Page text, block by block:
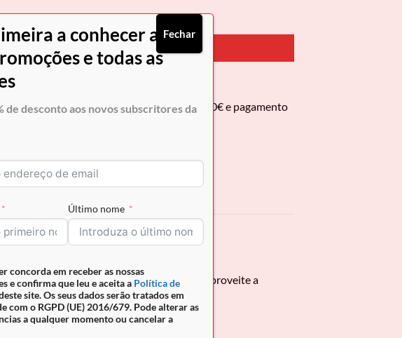
Cheques Cavalinho Gentleman
COMPRAR AGORA
Portugal em encomendas superiores a 50€ e pagamento
moedas e cartões com organização total, aproveite a
Instagram.
a conhecer as
e todas as
de desconto aos novos subscritores da
Último nome
concorda em receber as nossas
e confirma que leu e aceita a Política de
site. Os seus dados serão tratados em
com o RGPD (UE) 2016/679. Pode alterar as
a qualquer momento ou cancelar a
Fechar